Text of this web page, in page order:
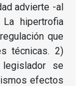
advierte -al
hipertrofia
que
técnicas. 2)
se
efectos